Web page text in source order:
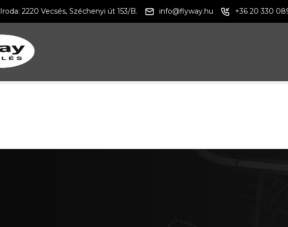
Iroda: 2220 Vecsés, Széchenyi út 153/B. info@flyway.hu +36 20 330